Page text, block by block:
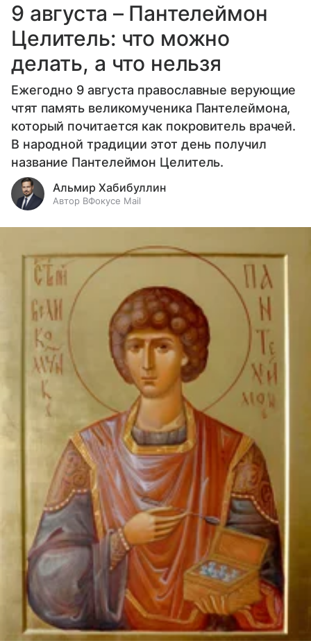
9 августа – Пантелеймон
Целитель: что можно
делать, а что нельзя
Ежегодно 9 августа православные верующие
чтят память великомученика Пантелеймона,
который почитается как покровитель врачей.
В народной традиции этот день получил
название Пантелеймон Целитель.
Альмир Хабибуллин
Автор ВФокусе Mail